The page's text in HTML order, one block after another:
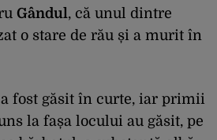
Gândul, că unul dintre
o stare de rău și a murit în
fost găsit în curte, iar primii
la fașa locului au găsit, pe